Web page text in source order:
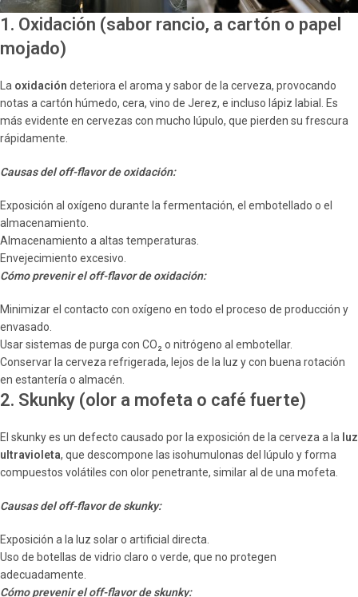
1. Oxidación (sabor rancio, a cartón o papel
mojado)
La oxidación deteriora el aroma y sabor de la cerveza, provocando
notas a cartón húmedo, cera, vino de Jerez, e incluso lápiz labial. Es
más evidente en cervezas con mucho lúpulo, que pierden su frescura
rápidamente.
Causas del off-flavor de oxidación:
Exposición al oxígeno durante la fermentación, el embotellado o el
almacenamiento.
Almacenamiento a altas temperaturas.
Envejecimiento excesivo.
Cómo prevenir el off-flavor de oxidación:
Minimizar el contacto con oxígeno en todo el proceso de producción y
envasado.
Usar sistemas de purga con CO₂ o nitrógeno al embotellar.
Conservar la cerveza refrigerada, lejos de la luz y con buena rotación
en estantería o almacén.
2. Skunky (olor a mofeta o café fuerte)
El skunky es un defecto causado por la exposición de la cerveza a la luz
ultravioleta, que descompone las isohumulonas del lúpulo y forma
compuestos volátiles con olor penetrante, similar al de una mofeta.
Causas del off-flavor de skunky:
Exposición a la luz solar o artificial directa.
Uso de botellas de vidrio claro o verde, que no protegen
adecuadamente.
Cómo prevenir el off-flavor de skunky: